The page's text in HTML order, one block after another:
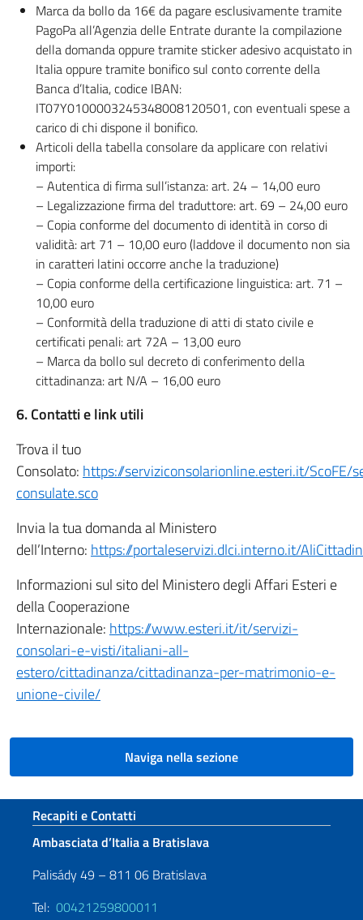
Marca da bollo da 16€ da pagare esclusivamente tramite
PagoPa all’Agenzia delle Entrate durante la compilazione
della domanda oppure tramite sticker adesivo acquistato in
Italia oppure tramite bonifico sul conto corrente della
Banca d’Italia, codice IBAN:
IT07Y0100003245348008120501, con eventuali spese a
carico di chi dispone il bonifico.
Articoli della tabella consolare da applicare con relativi
importi:
– Autentica di firma sull’istanza: art. 24 – 14,00 euro
– Legalizzazione firma del traduttore: art. 69 – 24,00 euro
– Copia conforme del documento di identità in corso di
validità: art 71 – 10,00 euro (laddove il documento non sia
in caratteri latini occorre anche la traduzione)
– Copia conforme della certificazione linguistica: art. 71 –
10,00 euro
– Conformità della traduzione di atti di stato civile e
certificati penali: art 72A – 13,00 euro
– Marca da bollo sul decreto di conferimento della
cittadinanza: art N/A – 16,00 euro
6. Contatti e link utili
Trova il tuo
Consolato: https://serviziconsolarionline.esteri.it/ScoFE/
consulate.sco
Invia la tua domanda al Ministero
dell’Interno: https://portaleservizi.dlci.interno.it/
Informazioni sul sito del Ministero degli Affari Esteri e
della Cooperazione
Internazionale: https://www.esteri.it/it/servizi-
consolari-e-visti/italiani-all-
estero/cittadinanza/cittadinanza-per-matrimonio-e-
unione-civile/
Naviga nella sezione
Sezione footer
Recapiti e Contatti
Ambasciata d’Italia a Bratislava
Palisády 49 – 811 06 Bratislava
Tel: 00421259800011